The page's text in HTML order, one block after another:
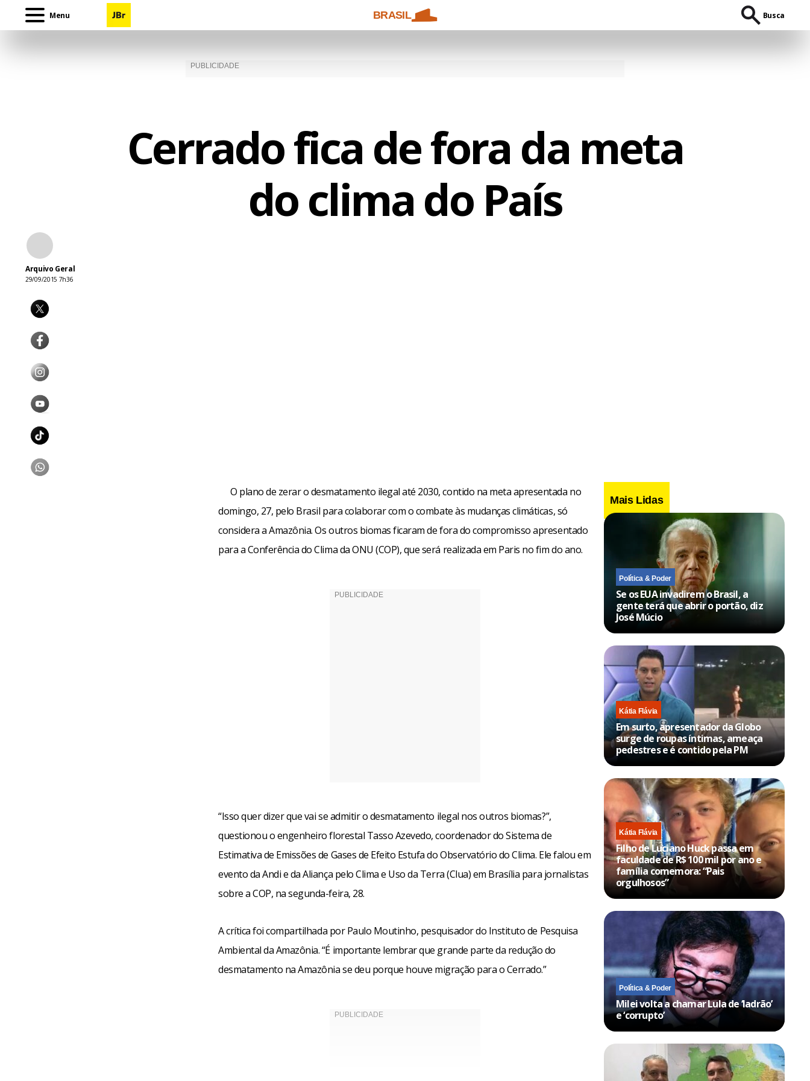
Menu BRASIL Busca
Cerrado fica de fora da meta
do clima do País
Arquivo Geral
29/09/2015 7h36
O plano de zerar o desmatamento ilegal até 2030, contido na meta apresentada no
domingo, 27, pelo Brasil para colaborar com o combate às mudanças climáticas, só
considera a Amazônia. Os outros biomas ficaram de fora do compromisso apresentado
para a Conferência do Clima da ONU (COP), que será realizada em Paris no fim do ano.
“Isso quer dizer que vai se admitir o desmatamento ilegal nos outros biomas?”,
questionou o engenheiro florestal Tasso Azevedo, coordenador do Sistema de
Estimativa de Emissões de Gases de Efeito Estufa do Observatório do Clima. Ele falou em
evento da Andi e da Aliança pelo Clima e Uso da Terra (Clua) em Brasília para jornalistas
sobre a COP, na segunda-feira, 28.
A crítica foi compartilhada por Paulo Moutinho, pesquisador do Instituto de Pesquisa
Ambiental da Amazônia. “É importante lembrar que grande parte da redução do
desmatamento na Amazônia se deu porque houve migração para o Cerrado.”
Mais Lidas
Política & Poder
Se os EUA invadirem o Brasil, a
gente terá que abrir o portão, diz
José Múcio
Kátia Flávia
Em surto, apresentador da Globo
surge de roupas íntimas, ameaça
pedestres e é contido pela PM
Kátia Flávia
Filho de Luciano Huck passa em
faculdade de R$ 100 mil por ano e
família comemora: “Pais
orgulhosos”
Política & Poder
Milei volta a chamar Lula de ‘ladrão’
e ‘corrupto’